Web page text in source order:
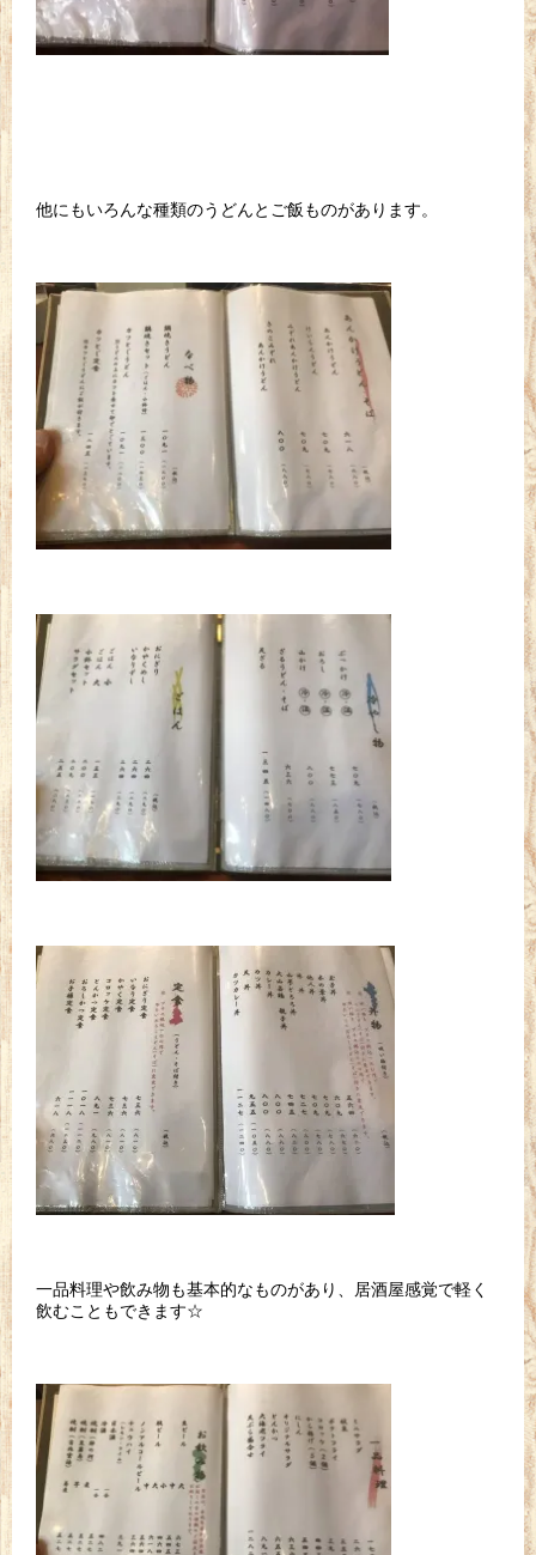
他にもいろんな種類のうどんとご飯ものがあります。
一品料理や飲み物も基本的なものがあり、居酒屋感覚で軽く
飲むこともできます☆